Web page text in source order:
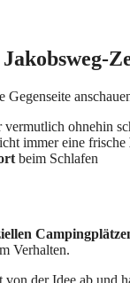
Jakobsweg-
vermutlich ohnehin
immer eine frische
beim Schlafen
Verhalten.
der Idee ab und